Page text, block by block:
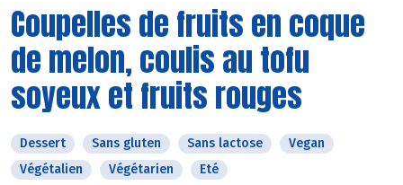
Coupelles de fruits en coque
de melon, coulis au tofu
soyeux et fruits rouges
Dessert Sans gluten Sans lactose
Vegan
Végétalien
Végétarien Eté